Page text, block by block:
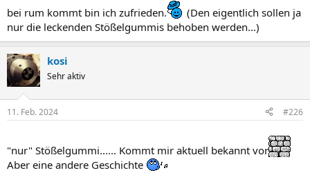
bei rum kommt bin ich zufrieden.
(Den eigentlich sollen ja
nur die leckenden Stößelgummis behoben werden...)
kosi
Sehr aktiv
11. Feb. 2024 #226
"nur" Stößelgummi...... Kommt mir aktuell bekannt vor
Aber eine andere Geschichte